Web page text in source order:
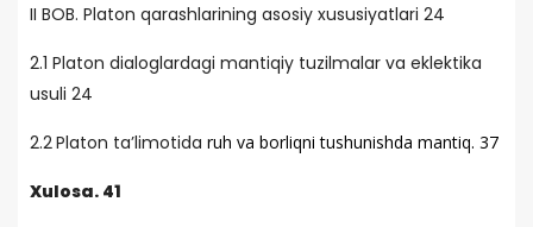
II BOB. Platon qarashlarining asosiy xususiyatlari 24
2.1 Platon dialoglardagi mantiqiy tuzilmalar va eklektika
usuli 24
2.2Platon ta’limotida ruh va borliqni tushunishda mantiq. 37
Xulosa. 41